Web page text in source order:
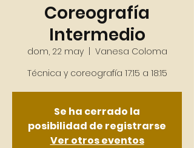
Coreografía
Intermedio
dom, 22 may
  |
Vanesa Coloma
Se ha cerrado la
posibilidad de registrarse
Ver otros eventos